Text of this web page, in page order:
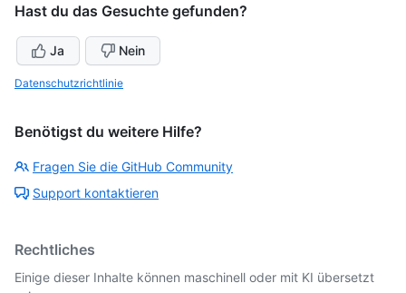
Hast du das Gesuchte gefunden?
Ja Nein
Datenschutzrichtlinie
Benötigst du weitere Hilfe?
Fragen Sie die GitHub Community
Support kontaktieren
Rechtliches
Einige dieser Inhalte können maschinell oder mit KI übersetzt